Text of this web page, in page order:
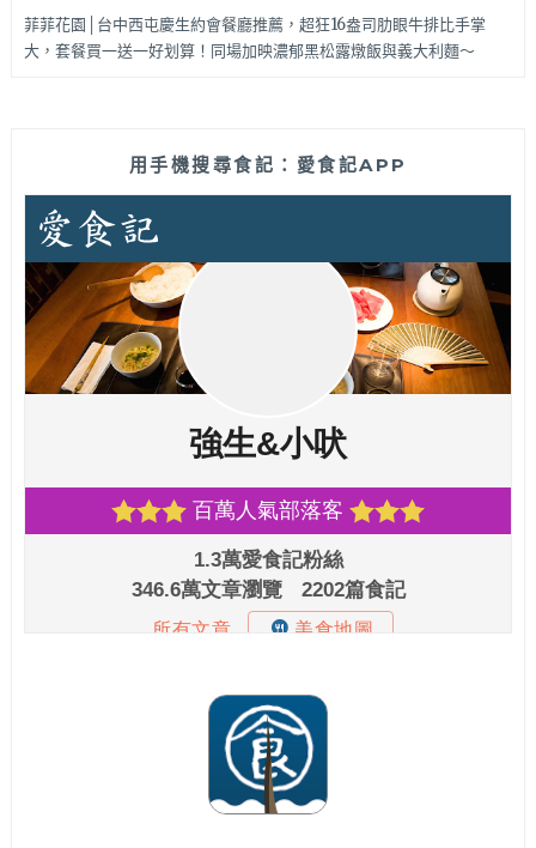
菲菲花園│台中西屯慶生約會餐廳推薦，超狂16盎司肋眼牛排比手掌
大，套餐買一送一好划算！同場加映濃郁黑松露燉飯與義大利麵～
用手機搜尋食記：愛食記APP